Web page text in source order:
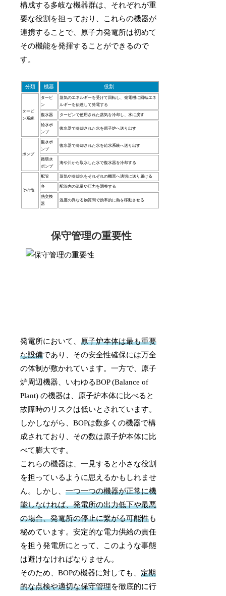
構成する多岐な機器群は、それぞれが重
要な役割を担っており、これらの機器が
連携することで、原子力発電所は初めて
その機能を発揮することができるので
す。
分類 機器 役割
タービ
ン系統
タービ
ン
蒸気のエネルギーを受けて回転し、発電機に回転エネ
ルギーを伝達して発電する
復水器 タービンで使用された蒸気を冷却し、水に戻す
給水ポ
ンプ
復水器で冷却された水を原子炉へ送り出す
ポンプ
復水ポ
ンプ
復水器で冷却された水を給水系統へ送り出す
循環水
ポンプ
海や川から取水した水で復水器を冷却する
その他
配管 蒸気や冷却水をそれぞれの機器へ適切に送り届ける
弁 配管内の流量や圧力を調整する
熱交換
器
温度の異なる物質間で効率的に熱を移動させる
保守管理の重要性
発電所において、原子炉本体は最も重要
な設備であり、その安全性確保には万全
の体制が敷かれています。一方で、原子
炉周辺機器、いわゆるBOP (Balance of
Plant) の機器は、原子炉本体に比べると
故障時のリスクは低いとされています。
しかしながら、BOPは数多くの機器で構
成されており、その数は原子炉本体に比
べて膨大です。
これらの機器は、一見すると小さな役割
を担っているように思えるかもしれませ
ん。しかし、一つ一つの機器が正常に機
能しなければ、発電所の出力低下や最悪
の場合、発電所の停止に繋がる可能性も
秘めています。安定的な電力供給の責任
を担う発電所にとって、このような事態
は避けなければなりません。
そのため、BOPの機器に対しても、定期
的な点検や適切な保守管理を徹底的に行